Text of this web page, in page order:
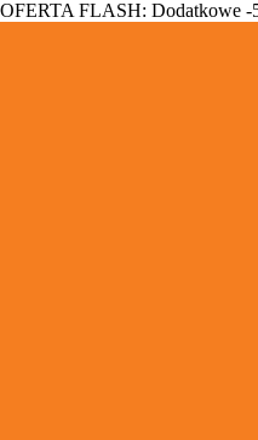
OFERTA FLASH: Dodatkowe -